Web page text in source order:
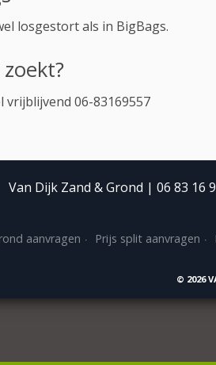
losgestort als in BigBags.
06-83169557
Van Dijk Zand & Grond | 06 83 16
aanvragen Prijs split aanvragen
© 2026